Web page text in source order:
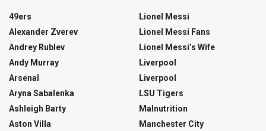
49ers
Alexander Zverev
Andrey Rublev
Andy Murray
Arsenal
Aryna Sabalenka
Ashleigh Barty
Aston Villa
Lionel Messi
Lionel Messi Fans
Lionel Messi’s Wife
Liverpool
Liverpool
LSU Tigers
Malnutrition
Manchester City